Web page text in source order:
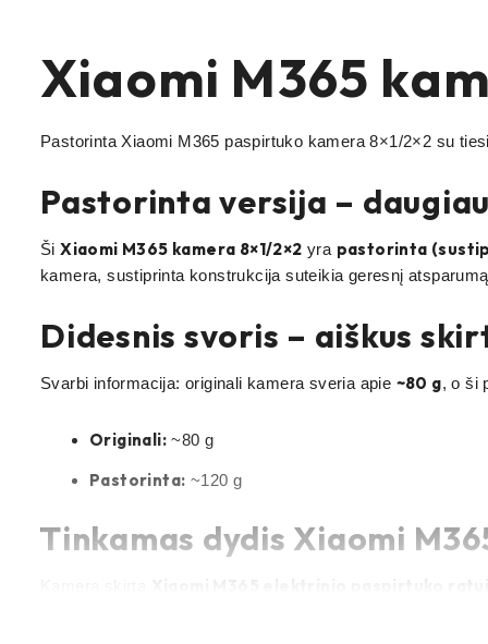
Xiaomi M365
Pastorinta Xiaomi M365 paspirtuko kamera 8×1/2×2 su
Pastorinta versija –
ŠiXiaomi M365 kamera 8×1/2×2 yra pastorinta
kamera, sustiprinta konstrukcija suteikia geresnį
Didesnis svoris – aiškus
Svarbi informacija: originali kamera sveria apie ~80 g, o ši
Originali: ~80 g
Pastorinta: ~120 g
Tinkamas dydis Xiaomi